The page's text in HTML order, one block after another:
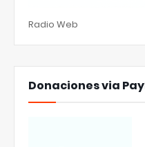
Radio Web
Donaciones via